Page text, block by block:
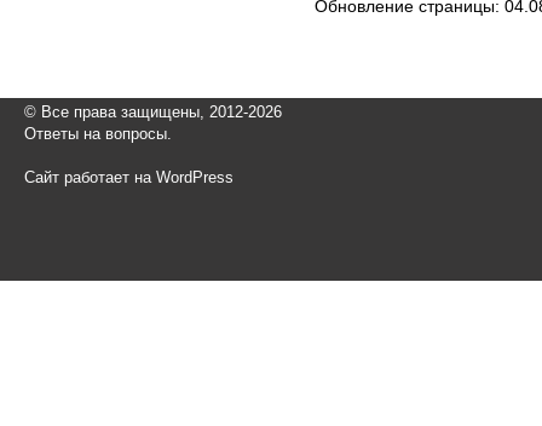
Обновление страницы:
© Все права защищены, 2012-2026
Ответы на вопросы.
Сайт работает на WordPress